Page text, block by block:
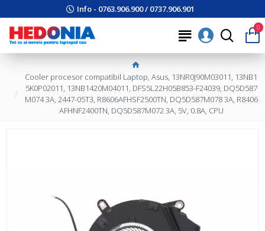
Info - 0763.906.900 / 0737.906.901
0
Cooler procesor compatibil Laptop, Asus, 13NR0J90M03011, 13NB1
5K0P02011, 13NB1420M04011, DFS5L22H05B853-F24039, DQ5D587
M074 3A, 2447-05T3, R8606AFHSF2500TN, DQ5D587M078 3A, R8406
AFHNF2400TN, DQ5D587M072 3A, 5V, 0.8A, CPU